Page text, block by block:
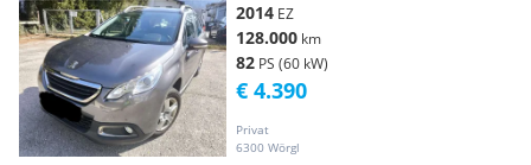
2014 EZ
128.000 km
82 PS (60 kW)
Privat
6300 Wörgl
€ 4.390